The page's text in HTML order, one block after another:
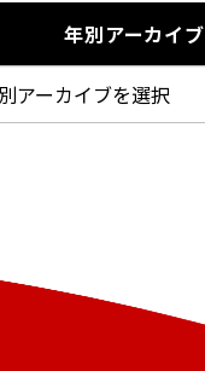
年別アーカイブ